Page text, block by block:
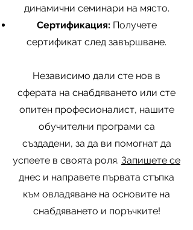
динамични семинари на място.
Сертификация: Получете
сертификат след завършване.
Независимо дали сте нов в
сферата на снабдяването или сте
опитен професионалист, нашите
обучителни програми са
създадени, за да ви помогнат да
успеете в своята роля. Запишете се
днес и направете първата стъпка
към овладяване на основите на
снабдяването и поръчките!